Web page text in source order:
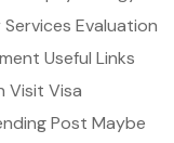
Evaluation
Useful Links
Visit Visa
Post Maybe